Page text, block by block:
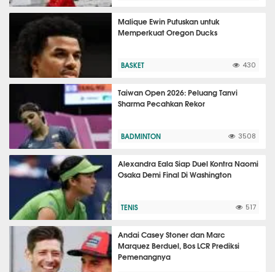
Malique Ewin Putuskan untuk
Memperkuat Oregon Ducks
BASKET 430
Taiwan Open 2026: Peluang Tanvi
Sharma Pecahkan Rekor
BADMINTON 3508
Alexandra Eala Siap Duel Kontra Naomi
Osaka Demi Final Di Washington
TENIS 517
Andai Casey Stoner dan Marc
Marquez Berduel, Bos LCR Prediksi
Pemenangnya